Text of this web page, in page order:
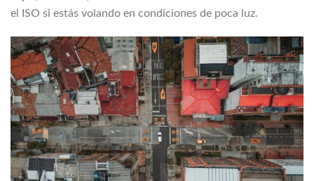
el ISO si estás volando en condiciones de poca luz.